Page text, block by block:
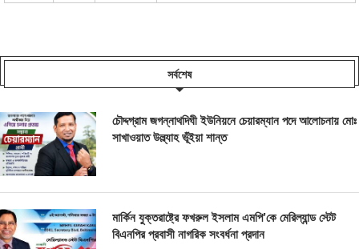
সর্বশেষ
চৌদ্দগ্রাম জগন্নাথদিঘী ইউনিয়নে চেয়ারম্যান পদে আলোচনায় মোঃ
সাখাওয়াত উল্ল্যাহ ভূঁইয়া শান্ত
মার্কিন যুক্তরাষ্ট্রে ফখরুল ইসলাম এমপি’কে মেরিল্যান্ড স্টেট
বিএনপির প্রবাসী নাগরিক সংবর্ধনা প্রদান